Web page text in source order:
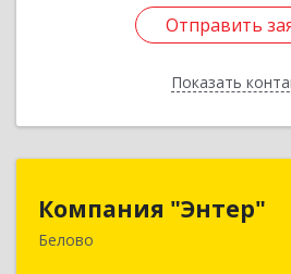
Отправить
Показать
Отправить
Назад
Компания "Энтер"
Белово
652600, Кемеровская обл,